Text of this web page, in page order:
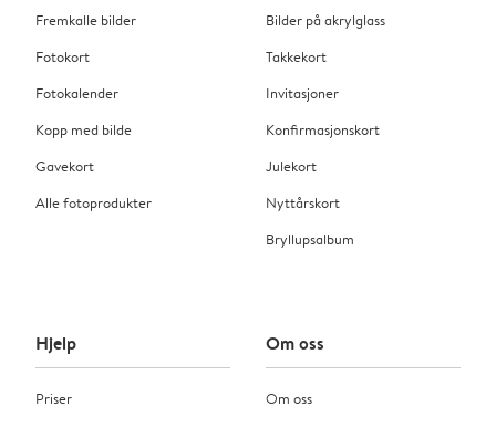
Fremkalle bilder
Fotokort
Fotokalender
Kopp med bilde
Gavekort
Alle fotoprodukter
Bilder på akrylglass
Takkekort
Invitasjoner
Konfirmasjonskort
Julekort
Nyttårskort
Bryllupsalbum
Hjelp
Priser
Om oss
Om oss